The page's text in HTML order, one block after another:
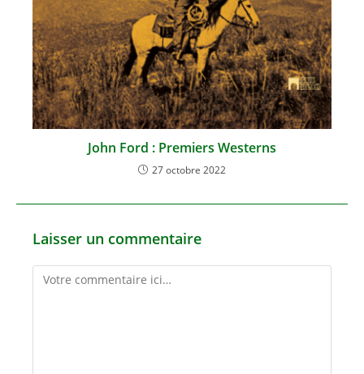
John Ford : Premiers Westerns
27 octobre 2022
Laisser un commentaire
Comment